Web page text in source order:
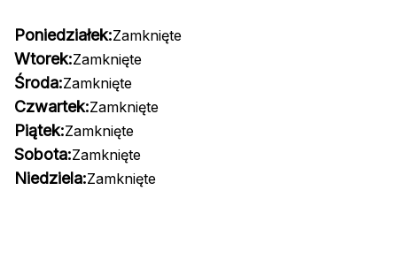
Poniedziałek:Zamknięte
Wtorek:Zamknięte
Środa:Zamknięte
Czwartek:Zamknięte
Piątek:Zamknięte
Sobota:Zamknięte
Niedziela:Zamknięte